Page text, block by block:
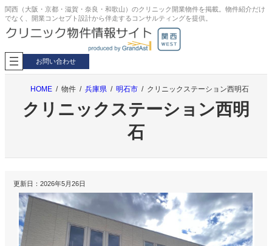
内
容
を
キ
ッ
関西（大阪・京都・滋賀・奈良・和歌山）のクリニック開業物件を掲載。物件紹介だけ
でなく、開業コンセプト設計から伴走するコンサルティングを提供。
お問い合わせ
HOME 物件 兵庫県 明石市 クリニックステーション西明石
クリニックステーション西明
石
更新日：2026年5月26日